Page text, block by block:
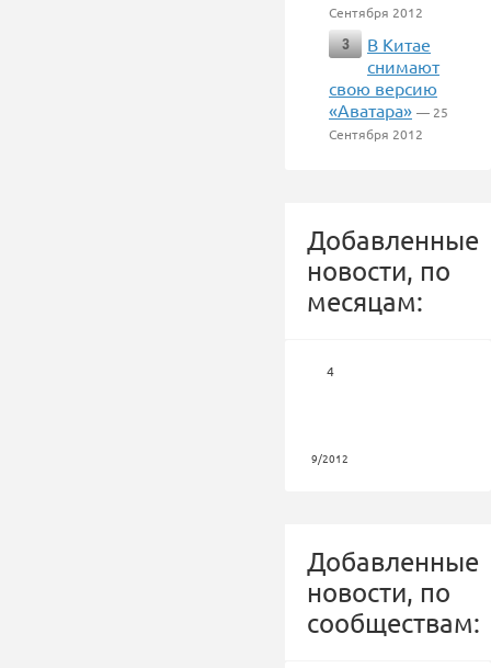
Сентября 2012
3
В Китае
снимают
свою версию
«Аватара» — 25
Сентября 2012
Добавленные
новости, по
месяцам:
4
9/2012
Добавленные
новости, по
сообществам: